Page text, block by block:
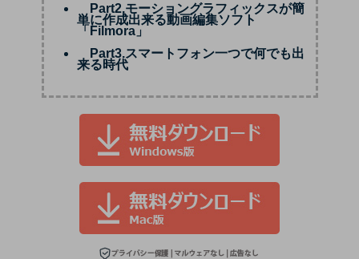
Part2.モーショングラフィックスが簡
単に作成出来る動画編集ソフト
「Filmora」
Part3.スマートフォン一つで何でも出
来る時代